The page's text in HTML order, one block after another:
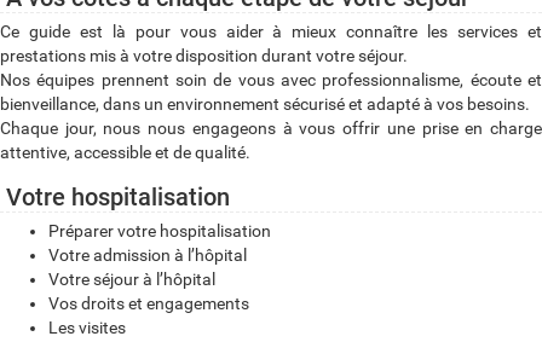
Ce guide est là pour vous aider à mieux connaître les services et
prestations mis à votre disposition durant votre séjour.
Nos équipes prennent soin de vous avec professionnalisme, écoute et
bienveillance, dans un environnement sécurisé et adapté à vos besoins.
Chaque jour, nous nous engageons à vous offrir une prise en charge
attentive, accessible et de qualité.
Votre hospitalisation
Préparer votre hospitalisation
Votre admission à l’hôpital
Votre séjour à l’hôpital
Vos droits et engagements
Les visites